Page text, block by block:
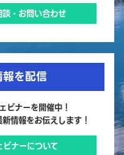
・お問い合わせ
を配信
ビナーを開催中！
情報をお伝えします！
ビナーについて